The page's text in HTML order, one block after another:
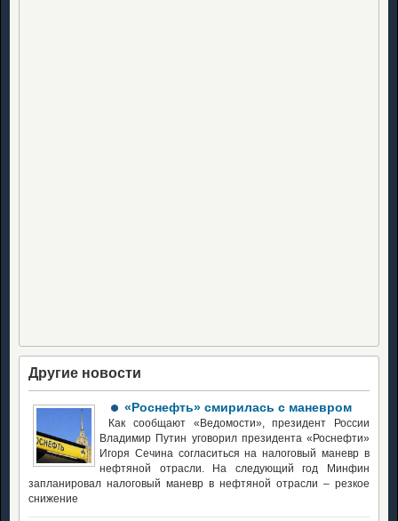
Другие новости
«Роснефть» смирилась с маневром
Как сообщают «Ведомости», президент России
Владимир Путин уговорил президента «Роснефти»
Игоря Сечина согласиться на налоговый маневр в
нефтяной отрасли. На следующий год Минфин
запланировал налоговый маневр в нефтяной отрасли – резкое
снижение